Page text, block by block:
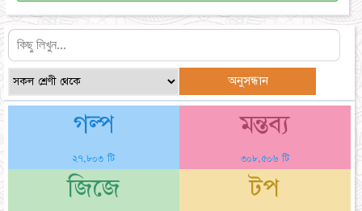
গল্প
২৭,৮০৩ টি
মন্তব্য
৩০৮,৫০৬ টি
জিজে টপ